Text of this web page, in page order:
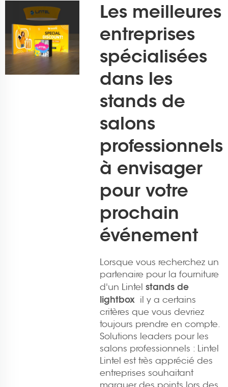
Les meilleures
entreprises
spécialisées
dans les
stands de
salons
professionnels
à envisager
pour votre
prochain
événement
Lorsque vous recherchez un
partenaire pour la fourniture
d'un Lintel stands de
lightbox il y a certains
critères que vous devriez
toujours prendre en compte.
Solutions leaders pour les
salons professionnels : Lintel
Lintel est très apprécié des
entreprises souhaitant